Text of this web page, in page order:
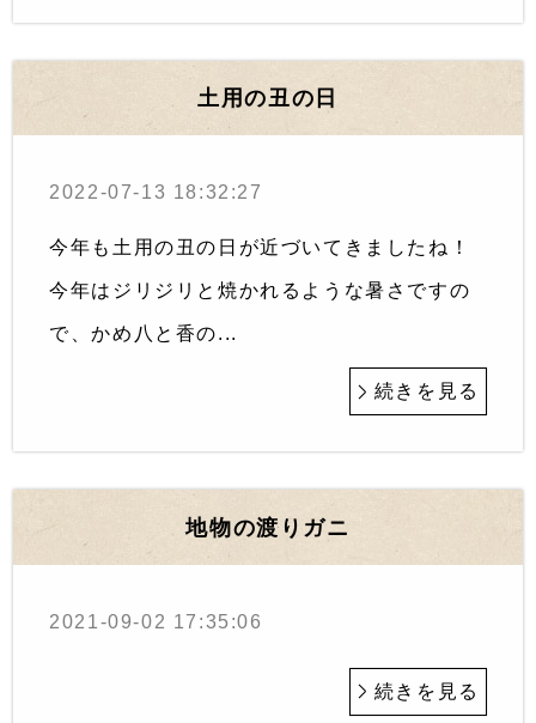
土用の丑の日
2022-07-13 18:32:27
今年も土用の丑の日が近づいてきましたね！
今年はジリジリと焼かれるような暑さですの
で、かめ八と香の...
続きを見る
地物の渡りガニ
2021-09-02 17:35:06
続きを見る